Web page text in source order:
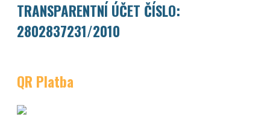
TRANSPARENTNÍ ÚČET ČÍSLO:
2802837231/2010
QR Platba